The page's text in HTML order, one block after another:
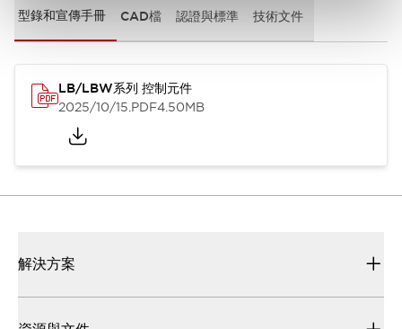
型錄和宣傳手冊 CAD檔 認證與標準 技術文件
LB/LBW系列 控制元件
2025/10/15.PDF4.50MB
解決方案